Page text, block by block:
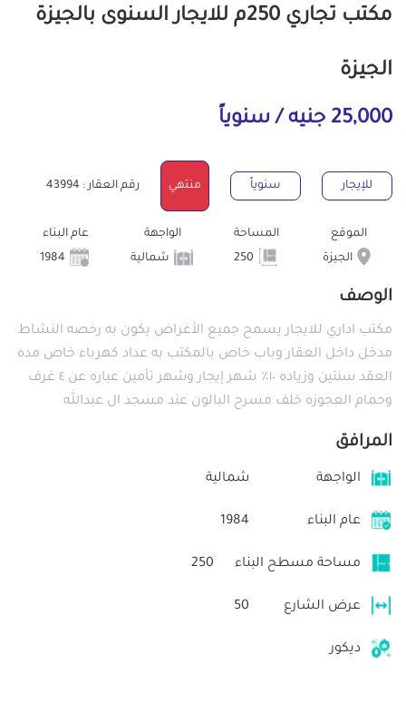
مكتب تجاري 250م للايجار السنوى بالجيزة
الجيزة
25,000 جنيه / سنوياً
للإيجار سنوياً منتهي رقم العقار : 43994
الموقع
الجيزة
المساحة
الواجهة
شمالية
عام البناء
الوصف
مكتب اداري للايجار يسمح جميع الأغراض يكون به رخصه النشاط
مدخل داخل العقار وباب خاص بالمكتب به عداد كهرباء خاص مده
العقد سنتين وزياده ١٠٪ شهر إيجار وشهر تأمين عباره عن ٤ غرف
وحمام العجوزه خلف مسرح البالون عند مسجد ال عبدالله
المرافق
الواجهة شمالية
عام البناء 1984
مساحة مسطح البناء 250
عرض الشارع 50
ديكور